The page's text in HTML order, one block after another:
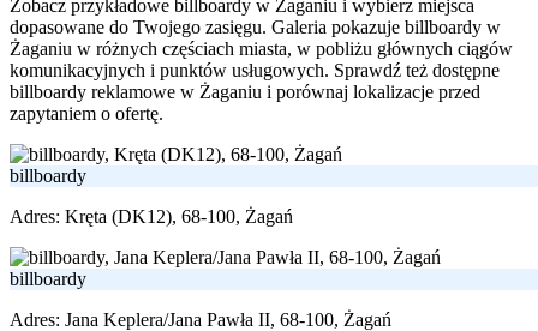
Zobacz przykładowe billboardy w Żaganiu i wybierz miejsca
dopasowane do Twojego zasięgu. Galeria pokazuje billboardy w
Żaganiu w różnych częściach miasta, w pobliżu głównych ciągów
komunikacyjnych i punktów usługowych. Sprawdź też dostępne
billboardy reklamowe w Żaganiu i porównaj lokalizacje przed
zapytaniem o ofertę.
billboardy
Adres: Kręta (DK12), 68-100, Żagań
billboardy
Adres: Jana Keplera/Jana Pawła II, 68-100, Żagań